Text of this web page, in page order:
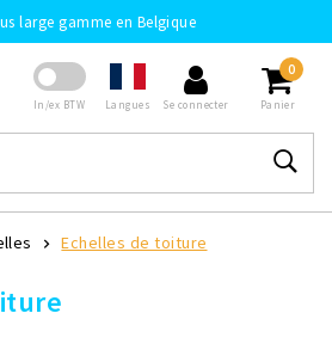
large gamme en Belgique
In/ex BTW Langues Se connecter
0
Panier
Echelles de toiture